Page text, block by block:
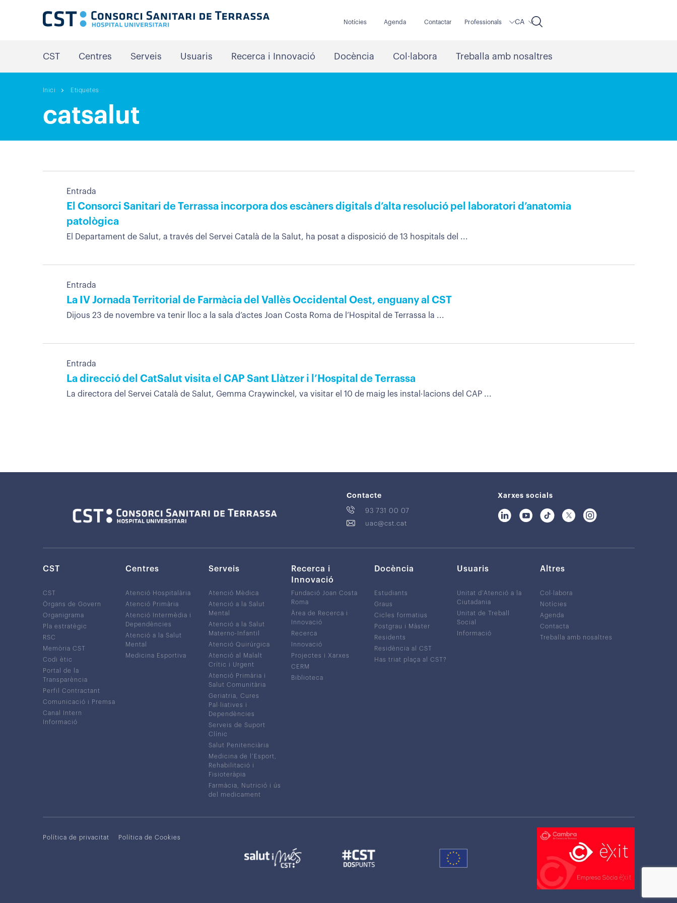
Notícies Agenda Contactar Professionals CA
CST Centres Serveis Usuaris Recerca i Innovació Docència Col·labora Treballa amb nosaltres
Inici Etiquetes
catsalut
Entrada
El Consorci Sanitari de Terrassa incorpora dos escàners digitals d’alta resolució pel laboratori d’anatomia
patològica
El Departament de Salut, a través del Servei Català de la Salut, ha posat a disposició de 13 hospitals del ...
Entrada
La IV Jornada Territorial de Farmàcia del Vallès Occidental Oest, enguany al CST
Dijous 23 de novembre va tenir lloc a la sala d’actes Joan Costa Roma de l’Hospital de Terrassa la ...
Entrada
La direcció del CatSalut visita el CAP Sant Llàtzer i l’Hospital de Terrassa
La directora del Servei Català de Salut, Gemma Craywinckel, va visitar el 10 de maig les instal·lacions del CAP ...
Contacte
93 731 00 07
uac@cst.cat
Xarxes socials
CST
CST
Òrgans de Govern
Organigrama
Pla estratègic
RSC
Memòria CST
Codi ètic
Portal de la
Transparència
Perfil Contractant
Comunicació i Premsa
Canal Intern
Informació
Centres
Atenció Hospitalària
Atenció Primària
Atenció Intermèdia i
Dependències
Atenció a la Salut
Mental
Medicina Esportiva
Serveis
Atenció Mèdica
Atenció a la Salut
Mental
Atenció a la Salut
Materno-Infantil
Atenció Quirúrgica
Atenció al Malalt
Crític i Urgent
Atenció Primària i
Salut Comunitària
Geriatria, Cures
Pal·liatives i
Dependències
Serveis de Suport
Clínic
Salut Penitenciària
Medicina de l’Esport,
Rehabilitació i
Fisioteràpia
Farmàcia, Nutrició i ús
del medicament
Recerca i
Innovació
Fundació Joan Costa
Roma
Àrea de Recerca i
Innovació
Recerca
Innovació
Projectes i Xarxes
CERM
Biblioteca
Docència
Estudiants
Graus
Cicles formatius
Postgrau i Màster
Residents
Residència al CST
Has triat plaça al CST?
Usuaris
Unitat d’Atenció a la
Ciutadania
Unitat de Treball
Social
Informació
Altres
Col·labora
Notícies
Agenda
Contacta
Treballa amb nosaltres
Política de privacitat Política de Cookies